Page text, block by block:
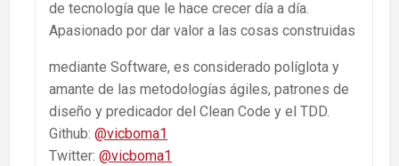
de tecnología que le hace crecer día a día.
Apasionado por dar valor a las cosas construidas
mediante Software, es considerado políglota y
amante de las metodologías ágiles, patrones de
diseño y predicador del Clean Code y el TDD.
Github: @vicboma1
Twitter: @vicboma1